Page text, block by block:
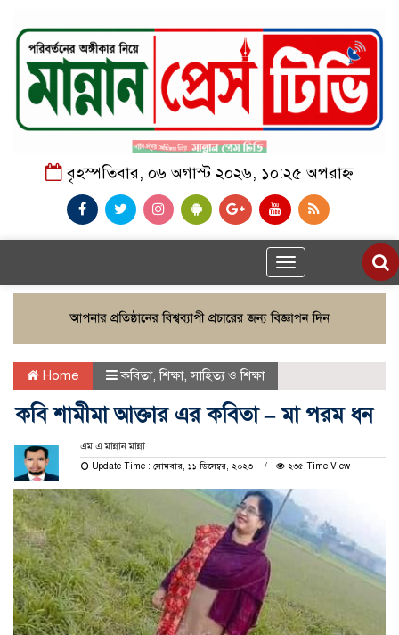
বৃহস্পতিবার, ০৬ অগাস্ট ২০২৬, ১০:২৫ অপরাহ্ন
Toggle
navigation
Home কবিতা,শিক্ষা,সাহিত্য ও শিক্ষা
কবি শামীমা আক্তার এর কবিতা – মা পরম ধন
এম.এ.মান্নান.মান্না
Update Time : সোমবার, ১১ ডিসেম্বর, ২০২৩
২৩৫ Time View